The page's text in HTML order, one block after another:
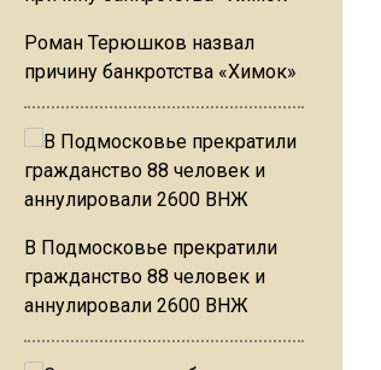
Роман Терюшков назвал
причину банкротства «Химок»
В Подмосковье прекратили
гражданство 88 человек и
аннулировали 2600 ВНЖ